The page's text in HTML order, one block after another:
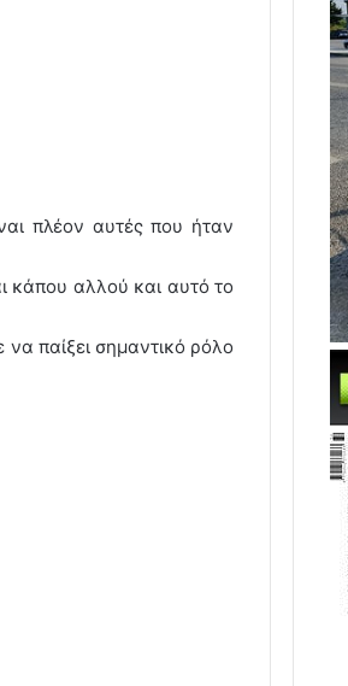
πλέον αυτές που ήταν
κάπου αλλού και αυτό το
παίξει σημαντικό ρόλο